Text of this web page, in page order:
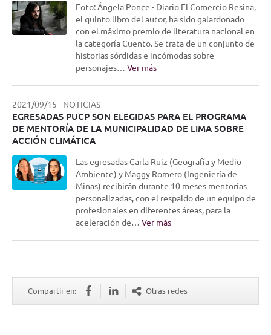
Foto: Ángela Ponce - Diario El Comercio Resina,
el quinto libro del autor, ha sido galardonado
con el máximo premio de literatura nacional en
la categoría Cuento. Se trata de un conjunto de
historias sórdidas e incómodas sobre
personajes… Ver más
2021/09/15 - NOTICIAS
EGRESADAS PUCP SON ELEGIDAS PARA EL PROGRAMA
DE MENTORÍA DE LA MUNICIPALIDAD DE LIMA SOBRE
ACCIÓN CLIMÁTICA
Las egresadas Carla Ruiz (Geografía y Medio
Ambiente) y Maggy Romero (Ingeniería de
Minas) recibirán durante 10 meses mentorías
personalizadas, con el respaldo de un equipo de
profesionales en diferentes áreas, para la
aceleración de… Ver más
Compartir en: Otras redes